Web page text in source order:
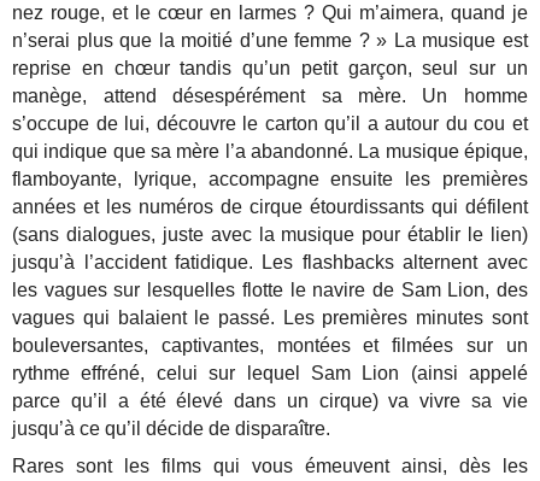
nez rouge, et le cœur en larmes ? Qui m’aimera, quand je
n’serai plus que la moitié d’une femme ? » La musique est
reprise en chœur tandis qu’un petit garçon, seul sur un
manège, attend désespérément sa mère. Un homme
s’occupe de lui, découvre le carton qu’il a autour du cou et
qui indique que sa mère l’a abandonné. La musique épique,
flamboyante, lyrique, accompagne ensuite les premières
années et les numéros de cirque étourdissants qui défilent
(sans dialogues, juste avec la musique pour établir le lien)
jusqu’à l’accident fatidique. Les flashbacks alternent avec
les vagues sur lesquelles flotte le navire de Sam Lion, des
vagues qui balaient le passé. Les premières minutes sont
bouleversantes, captivantes, montées et filmées sur un
rythme effréné, celui sur lequel Sam Lion (ainsi appelé
parce qu’il a été élevé dans un cirque) va vivre sa vie
jusqu’à ce qu’il décide de disparaître.
Rares sont les films qui vous émeuvent ainsi, dès les